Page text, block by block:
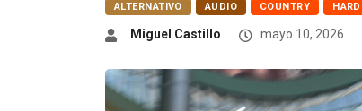
ALTERNATIVO AUDIO COUNTRY
Miguel Castillo mayo 10, 2026